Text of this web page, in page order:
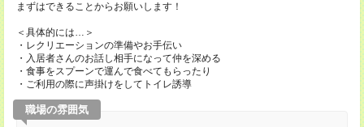
まずはできることからお願いします！
＜具体的には…＞
・レクリエーションの準備やお手伝い
・入居者さんのお話し相手になって仲を深める
・食事をスプーンで運んで食べてもらったり
・ご利用の際に声掛けをしてトイレ誘導
職場の雰囲気